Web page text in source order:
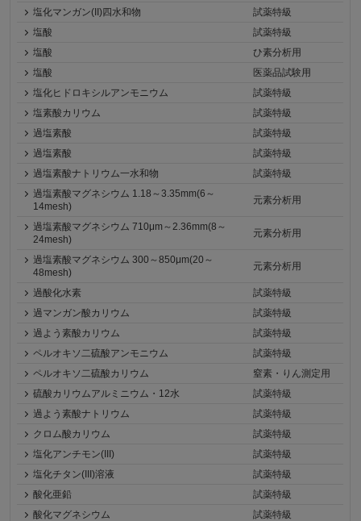
塩化マンガン(II)四水和物
試薬特級
塩酸
試薬特級
塩酸
ひ素分析用
塩酸
医薬品試験用
塩化ヒドロキシルアンモニウム
試薬特級
塩素酸カリウム
試薬特級
過塩素酸
試薬特級
過塩素酸
試薬特級
過塩素酸ナトリウム一水和物
試薬特級
過塩素酸マグネシウム 1.18～3.35mm(6～
14mesh)
元素分析用
過塩素酸マグネシウム 710μm～2.36mm(8～
24mesh)
元素分析用
過塩素酸マグネシウム 300～850μm(20～
48mesh)
元素分析用
過酸化水素
試薬特級
過マンガン酸カリウム
試薬特級
過よう素酸カリウム
試薬特級
ペルオキソ二硫酸アンモニウム
試薬特級
ペルオキソ二硫酸カリウム
窒素・りん測定用
硫酸カリウムアルミニウム・12水
試薬特級
過よう素酸ナトリウム
試薬特級
クロム酸カリウム
試薬特級
塩化アンチモン(III)
試薬特級
塩化チタン(III)溶液
試薬特級
酸化亜鉛
試薬特級
酸化マグネシウム
試薬特級